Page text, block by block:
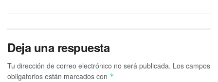
Deja una respuesta
Tu dirección de correo electrónico no será publicada. Los campos
obligatorios están marcados con *